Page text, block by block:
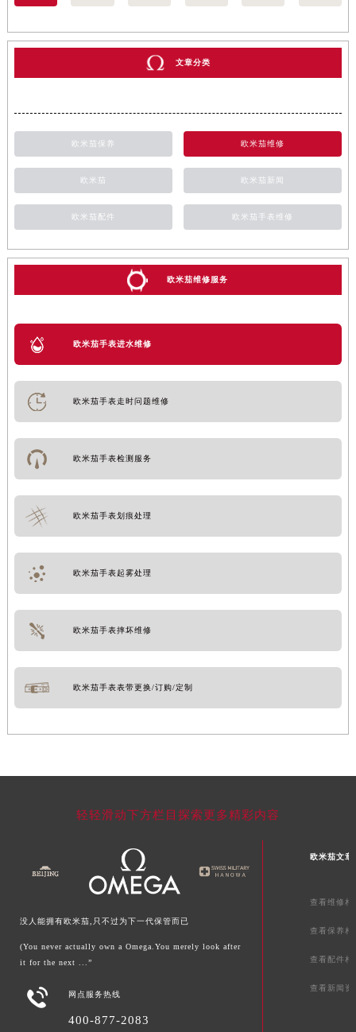
文章分类
欧米茄保养 欧米茄维修
欧米茄 欧米茄新闻
欧米茄配件 欧米茄手表维修
欧米茄维修服务
欧米茄手表进水维修
欧米茄手表走时问题维修
欧米茄手表检测服务
欧米茄手表划痕处理
欧米茄手表起雾处理
欧米茄手表摔坏维修
欧米茄手表表带更换/订购/定制
轻轻滑动下方栏目探索更多精彩内容
没人能拥有欧米茄,只不过为下一代保管而已
(You never actually own a Omega.You merely look after
it for the next ...”
 网点服务热线
400-877-2083
欧米茄文章
查看维修相
查看保养相
查看配件相
查看新闻资